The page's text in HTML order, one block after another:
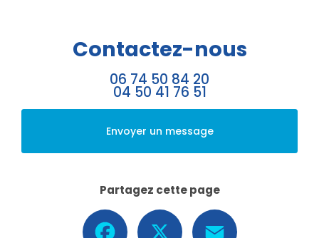
Contactez-nous
06 74 50 84 20
04 50 41 76 51
Envoyer un message
Partagez cette page
Facebook